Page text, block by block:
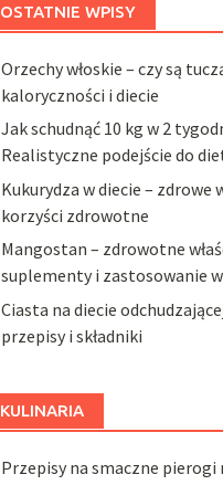
OSTATNIE WPISY
Orzechy włoskie – czy są
kaloryczności i diecie
Jak schudnąć 10 kg w 2
Realistyczne podejście do
Kukurydza w diecie – zdrowe
korzyści zdrowotne
Mangostan – zdrowotne
suplementy i zastosowanie
Ciasta na diecie
przepisy i składniki
KULINARIA
Przepisy na smaczne pierogi